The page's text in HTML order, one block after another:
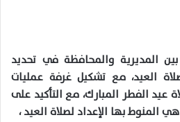
المديرية والمحافظة في تحديد
العيد، مع تشكيل غرفة عمليات
عيد الفطر المبارك، مع التأكيد على
المنوط بها الإعداد لصلاة العيد ،